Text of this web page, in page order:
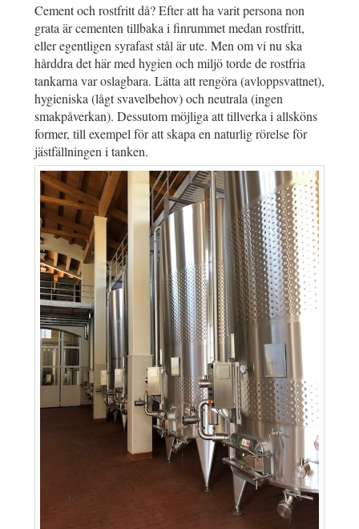
Cement och rostfritt då? Efter att ha varit persona non
grata är cementen tillbaka i finrummet medan rostfritt,
eller egentligen syrafast stål är ute. Men om vi nu ska
hårddra det här med hygien och miljö torde de rostfria
tankarna var oslagbara. Lätta att rengöra (avloppsvattnet),
hygieniska (lågt svavelbehov) och neutrala (ingen
smakpåverkan). Dessutom möjliga att tillverka i allsköns
former, till exempel för att skapa en naturlig rörelse för
jästfällningen i tanken.